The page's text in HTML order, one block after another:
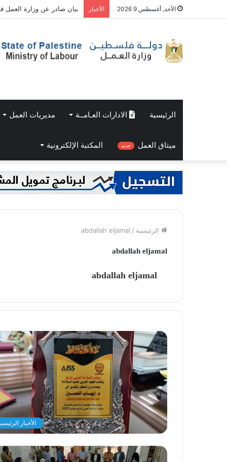
الأحد, أغسطس 9 2026 الأخبار بيان صادر عن وزارة العمل
الرئيسية الادارات العـامــة مديريات العمل
ميثاق العمل جديد المكتبة الإلكترونية
الرئيسية /
abdallah eljamal
abdallah eljamal
abdallah eljamal
الأخبار